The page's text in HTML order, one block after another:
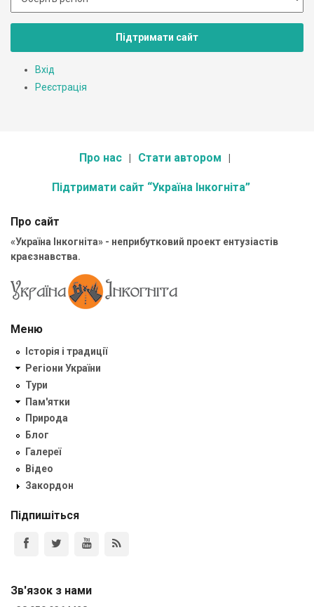
Підтримати сайт
Вхід
Реєстрація
Про нас Стати автором
Підтримати сайт “Україна Інкогніта”
Про сайт
«Україна Інкогніта» - неприбутковий проект ентузіастів
краєзнавства.
Меню
Історія і традиції
Регіони України
Тури
Пам'ятки
Природа
Блог
Галереї
Відео
Закордон
Підпишіться
Зв'язок з нами